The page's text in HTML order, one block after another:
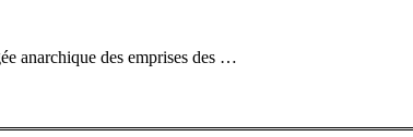
anarchique des emprises des …